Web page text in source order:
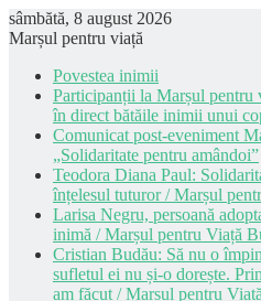
sâmbătă, 8 august 2026
Marșul pentru viață
Povestea inimii
Participanții la Marșul pentru
în direct bătăile inimii unui
Comunicat post-eveniment
„Solidaritate pentru amândoi”
Teodora Diana Paul:
înțelesul tuturor / Marșul
Larisa Negru, persoană
inimă / Marșul pentru Viață
Cristian Budău: Să nu o
sufletul ei nu și-o dorește.
am făcut / Marșul pentru